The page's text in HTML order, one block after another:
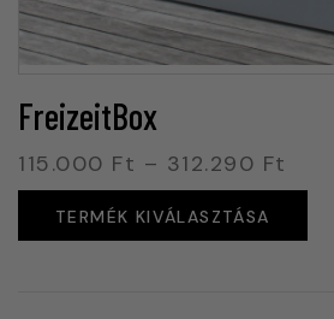
FreizeitBox
115.000 Ft – 312.290 Ft
TERMÉK KIVÁLASZTÁSA